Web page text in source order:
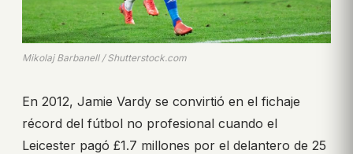
Mikolaj Barbanell / Shutterstock.com
En 2012, Jamie Vardy se convirtió en el fichaje
récord del fútbol no profesional cuando el
Leicester pagó £1.7 millones por el delantero de 25